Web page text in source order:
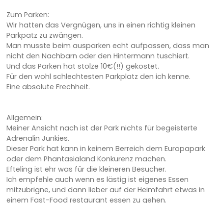
Zum Parken:
Wir hatten das Vergnügen, uns in einen richtig kleinen
Parkpatz zu zwängen.
Man musste beim ausparken echt aufpassen, dass man
nicht den Nachbarn oder den Hintermann tuschiert.
Und das Parken hat stolze 10€(!!) gekostet.
Für den wohl schlechtesten Parkplatz den ich kenne.
Eine absolute Frechheit.
Allgemein:
Meiner Ansicht nach ist der Park nichts für begeisterte
Adrenalin Junkies.
Dieser Park hat kann in keinem Berreich dem Europapark
oder dem Phantasialand Konkurenz machen.
Efteling ist ehr was für die kleineren Besucher.
Ich empfehle auch wenn es lästig ist eigenes Essen
mitzubrigne, und dann lieber auf der Heimfahrt etwas in
einem Fast-Food restaurant essen zu gehen.